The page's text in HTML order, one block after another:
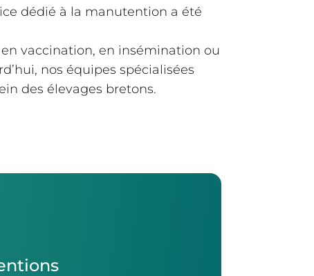
dédié à la manutention a été
vaccination, en insémination ou
nos équipes spécialisées
des élevages bretons.